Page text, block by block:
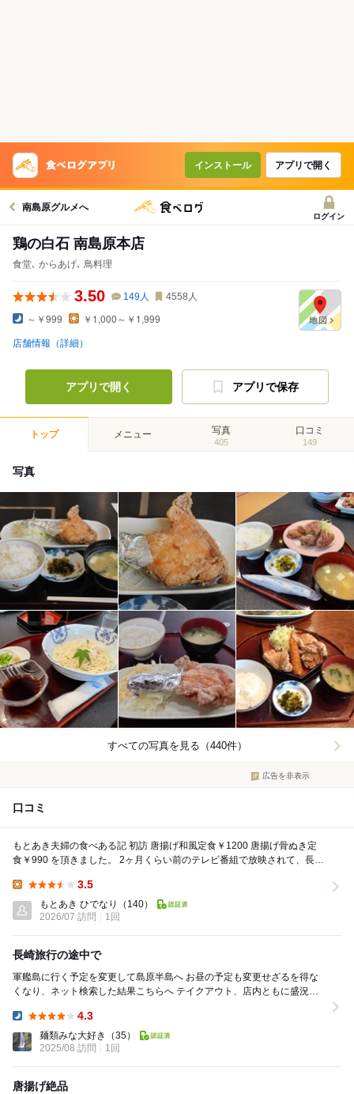
インストール アプリで開く
南島原グルメへ
ログイン
鶏の白石 南島原本店
食堂､ からあげ､ 鳥料理
3.50 149人 4558 人
～￥999 ￥1,000～￥1,999
店舗情報（詳細）
アプリで開く アプリで保存
トップ メニュー 写真
405
口コミ
149
写真
すべての写真を見る（440件）
広告を非表示
口コミ
もとあき夫婦の食べある記 初訪 唐揚げ和風定食￥1200 唐揚げ骨ぬき定
食￥990 を頂きました。 2ヶ月くらい前のテレビ番組で放映されて、長崎
3.5
もとあき ひでなり
（140）
2026/07 訪問
1回
長崎旅行の途中で
軍艦島に行く予定を変更して島原半島へ お昼の予定も変更せざるを得な
くなり、ネット検索した結果こちらへ テイクアウト、店内ともに盛況。
4.3
麺類みな大好き
（35）
2025/08 訪問
1回
唐揚げ絶品